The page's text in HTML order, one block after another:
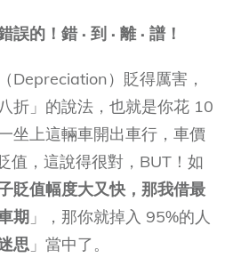
的！錯 · 到 · 離 · 譜！
Depreciation）貶得厲害，
折」的說法，也就是你花 10
坐上這輛車開出車行，車價
值，這說得很對，BUT！如
貶值幅度大又快，那我借最
期 」，那你就掉入 95%的人
思 」當中了。